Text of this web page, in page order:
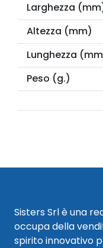
Larghezza
Altezza (mm)
Lunghezza
Peso (g.)
Sisters Srl è una
occupa della
spirito innovativo